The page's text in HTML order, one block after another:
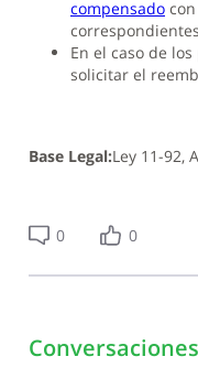
compensadocon
En el caso de
solicitar el
Base Legal:Ley 11-92,
0 0